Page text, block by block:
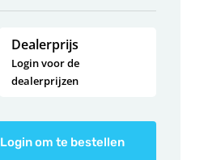
Dealerprijs
Login voor de
dealerprijzen
Login om te bestellen